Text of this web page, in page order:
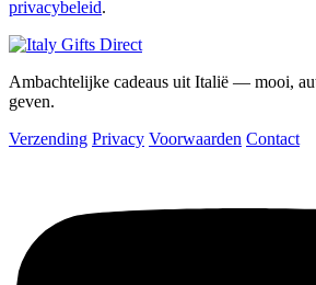
privacybeleid.
Ambachtelijke cadeaus uit Italië — mooi,
geven.
Verzending Privacy Voorwaarden Contact